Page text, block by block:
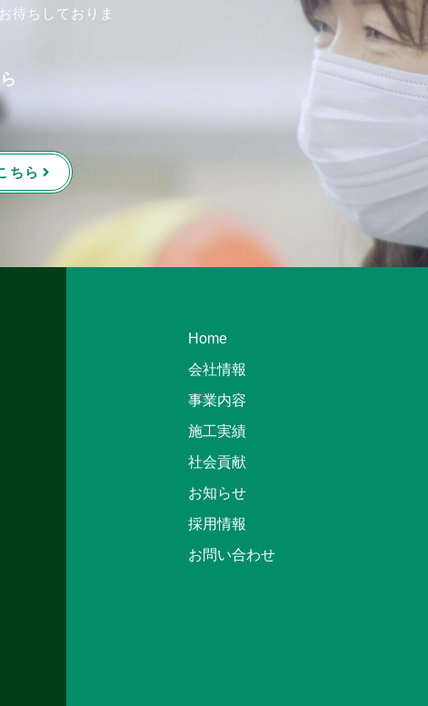
待ちしておりま
ちら
Home
会社情報
事業内容
施工実績
社会貢献
お知らせ
採用情報
お問い合わせ